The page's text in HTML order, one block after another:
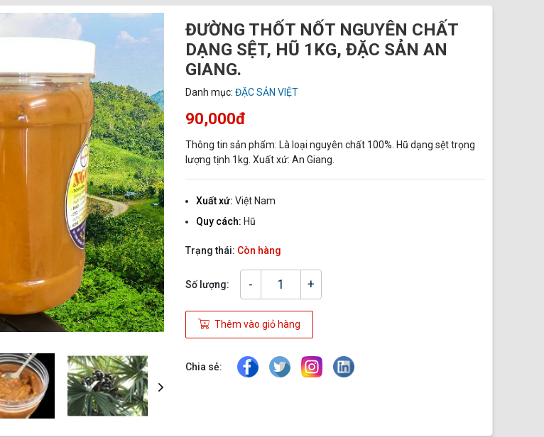
ĐƯỜNG THỐT NỐT NGUYÊN CHẤT
DẠNG SỆT, HŨ 1KG, ĐẶC SẢN AN
GIANG.
Danh mục: ĐẶC SẢN VIỆT
90,000đ
Thông tin sản phẩm: Là loại nguyên chất 100%. Hũ dạng sệt trọng
lượng tịnh 1kg. Xuất xứ: An Giang.
Xuất xứ: Việt Nam
Quy cách: Hũ
Trạng thái: Còn hàng
Số lượng: - +
Thêm vào giỏ hàng
Chia sẻ: